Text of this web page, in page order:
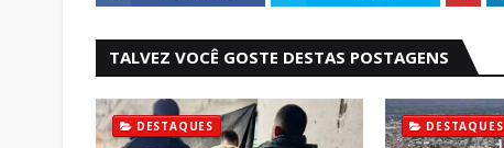
TALVEZ VOCÊ GOSTE DESTAS POSTAGENS
DESTAQUES DESTAQUES